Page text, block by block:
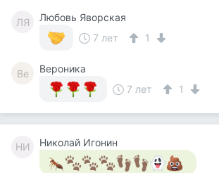
ЛЯ
Любовь Яворская
7 лет
1
Ве
Вероника
7 лет
1
НИ Николай Игонин